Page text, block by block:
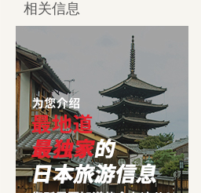
相关信息